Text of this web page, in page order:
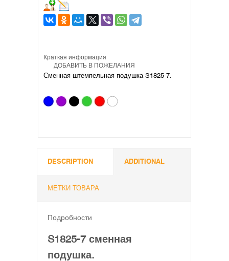
ДОБАВИТЬ В ПОЖЕЛАНИЯ
Краткая информация
Сменная штемпельная подушка S1825-7.
DESCRIPTION ADDITIONAL
МЕТКИ ТОВАРА
Подробности
S1825-7 сменная
подушка.